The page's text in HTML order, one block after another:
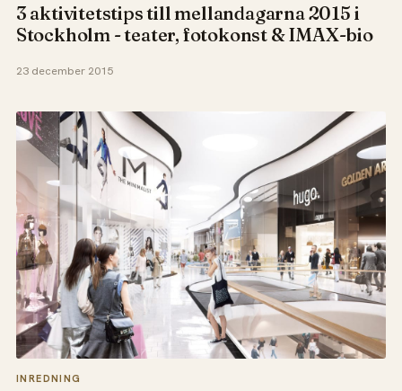
3 aktivitetstips till mellandagarna 2015 i
Stockholm - teater, fotokonst & IMAX-bio
23 december 2015
INREDNING